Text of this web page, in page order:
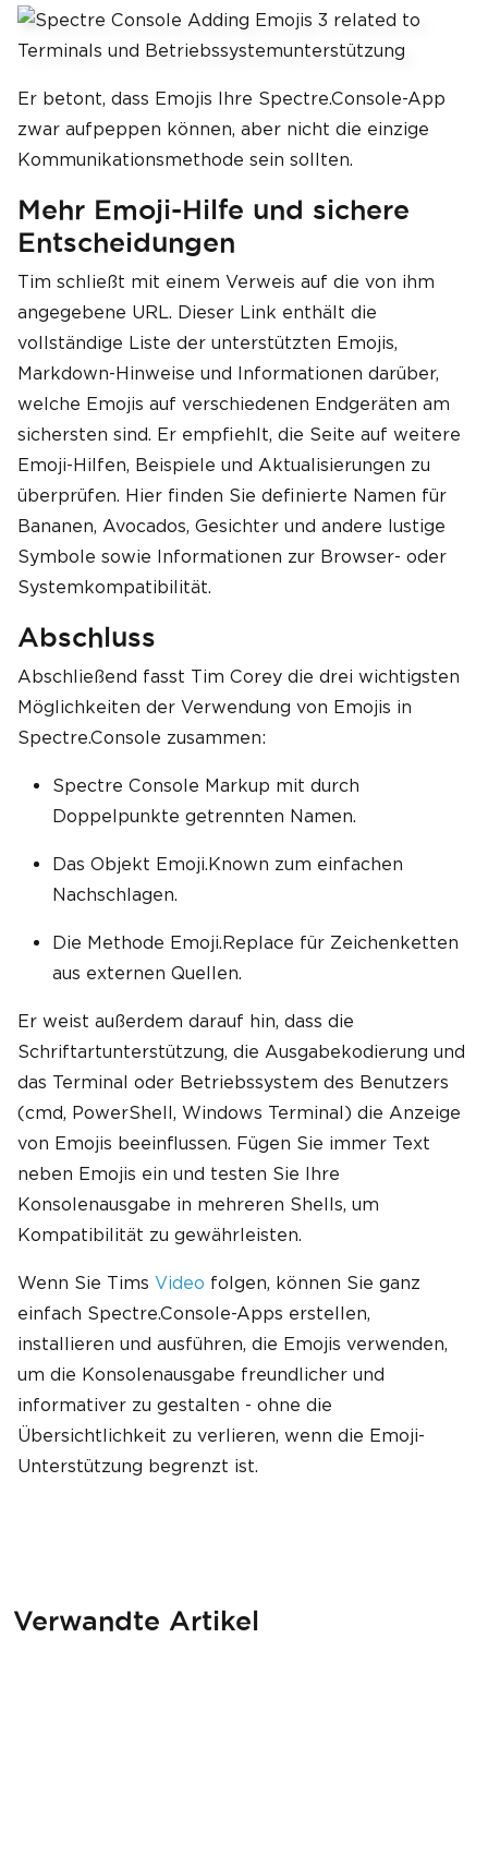
Er betont, dass Emojis Ihre Spectre.Console-App
zwar aufpeppen können, aber nicht die einzige
Kommunikationsmethode sein sollten.
Mehr Emoji-Hilfe und sichere
Entscheidungen
Tim schließt mit einem Verweis auf die von ihm
angegebene URL. Dieser Link enthält die
vollständige Liste der unterstützten Emojis,
Markdown-Hinweise und Informationen darüber,
welche Emojis auf verschiedenen Endgeräten am
sichersten sind. Er empfiehlt, die Seite auf weitere
Emoji-Hilfen, Beispiele und Aktualisierungen zu
überprüfen. Hier finden Sie definierte Namen für
Bananen, Avocados, Gesichter und andere lustige
Symbole sowie Informationen zur Browser- oder
Systemkompatibilität.
Abschluss
Abschließend fasst Tim Corey die drei wichtigsten
Möglichkeiten der Verwendung von Emojis in
Spectre.Console zusammen:
Spectre Console Markup mit durch
Doppelpunkte getrennten Namen.
Das Objekt Emoji.Known zum einfachen
Nachschlagen.
Die Methode Emoji.Replace für Zeichenketten
aus externen Quellen.
Er weist außerdem darauf hin, dass die
Schriftartunterstützung, die Ausgabekodierung und
das Terminal oder Betriebssystem des Benutzers
(cmd, PowerShell, Windows Terminal) die Anzeige
von Emojis beeinflussen. Fügen Sie immer Text
neben Emojis ein und testen Sie Ihre
Konsolenausgabe in mehreren Shells, um
Kompatibilität zu gewährleisten.
Wenn Sie Tims Video folgen, können Sie ganz
einfach Spectre.Console-Apps erstellen,
installieren und ausführen, die Emojis verwenden,
um die Konsolenausgabe freundlicher und
informativer zu gestalten - ohne die
Übersichtlichkeit zu verlieren, wenn die Emoji-
Unterstützung begrenzt ist.
Verwandte Artikel